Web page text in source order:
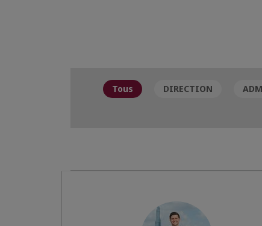
Tous DIRECTION